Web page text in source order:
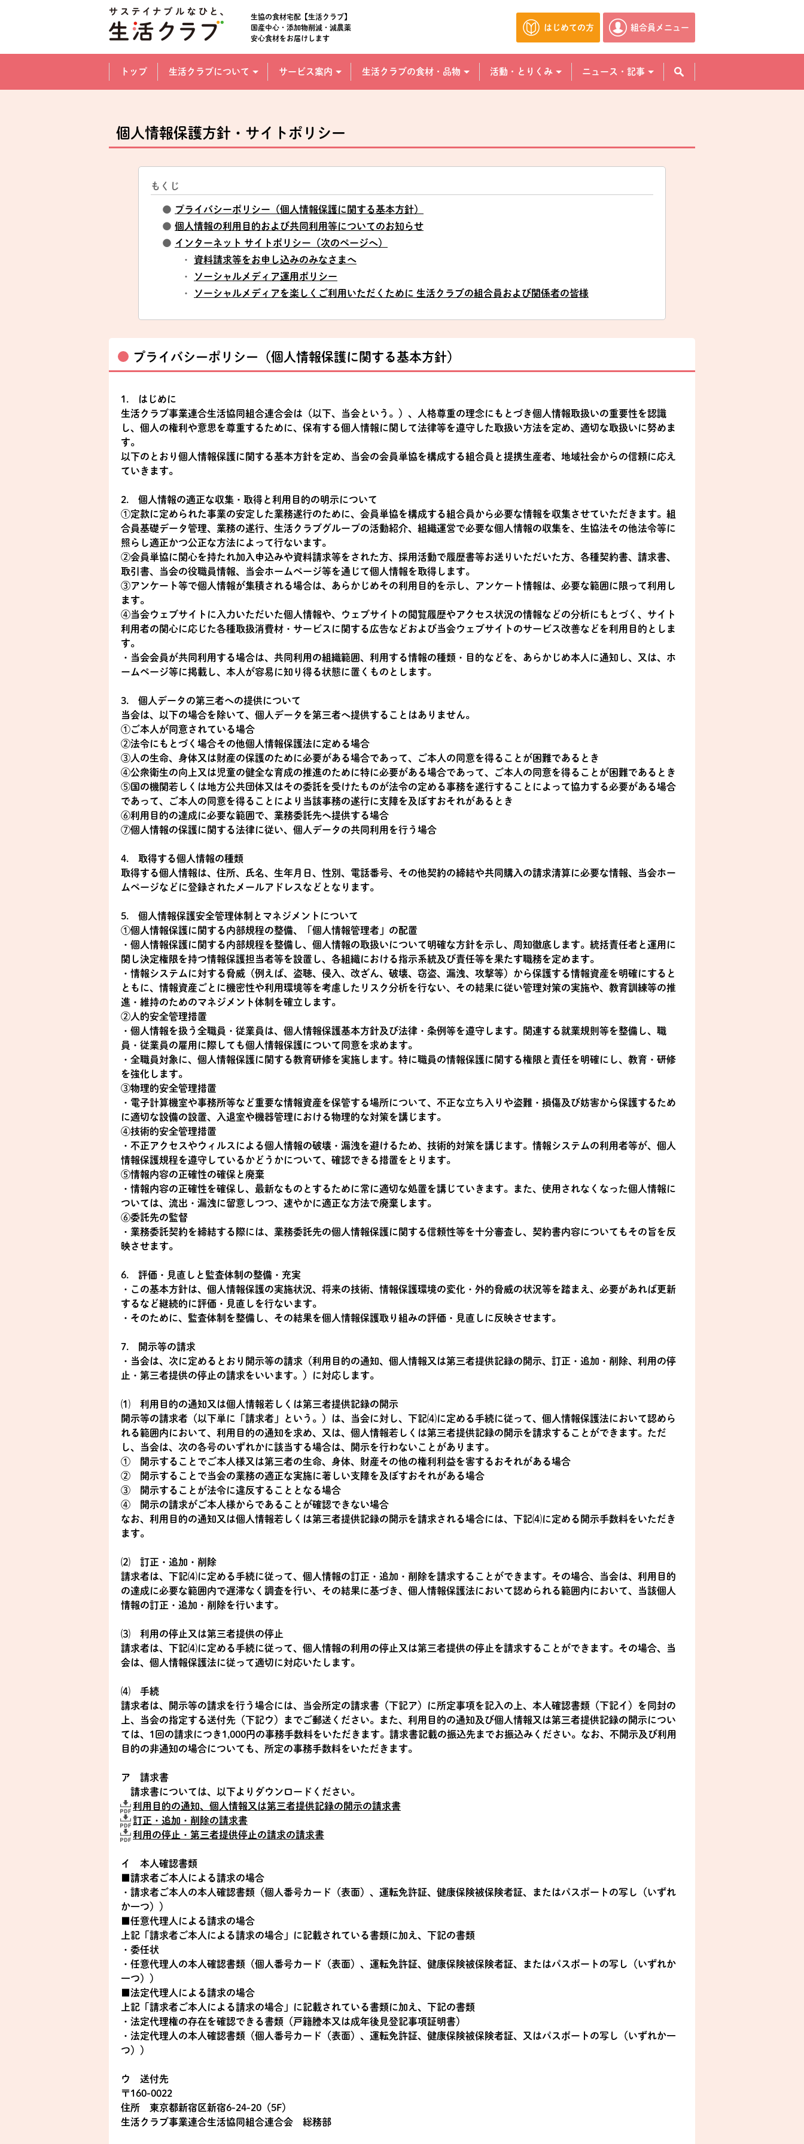
生協の食材宅配【生活クラブ】
国産中心・添加物削減・減農薬
安心食材をお届けします
はじめての方
別のウィンドウで開きます。
組合員メニュー
別のウィンドウで開きます。
ここからサイト内共通メニューです。
サイト内共通メニューをスキップする
トップ 生活クラブについて サービス案内 生活クラブの食材・品物 活動・とりくみ ニュース・記事
個人情報保護方針・サイトポリシー
もくじ
● プライバシーポリシー（個人情報保護に関する基本方針）
● 個人情報の利用目的および共同利用等についてのお知らせ
● インターネット サイトポリシー（次のページへ）
・
資料請求等をお申し込みのみなさまへ
・
ソーシャルメディア運用ポリシー
・
ソーシャルメディアを楽しくご利用いただくために 生活クラブの組合員および関係者の皆様
プライバシーポリシー（個人情報保護に関する基本方針）
1. はじめに
生活クラブ事業連合生活協同組合連合会は（以下、当会という。）、人格尊重の理念にもとづき個人情報取扱いの重要性を認識
し、個人の権利や意思を尊重するために、保有する個人情報に関して法律等を遵守した取扱い方法を定め、適切な取扱いに努めま
す。
以下のとおり個人情報保護に関する基本方針を定め、当会の会員単協を構成する組合員と提携生産者、地域社会からの信頼に応え
ていきます。
2. 個人情報の適正な収集・取得と利用目的の明示について
①定款に定められた事業の安定した業務遂行のために、会員単協を構成する組合員から必要な情報を収集させていただきます。組
合員基礎データ管理、業務の遂行、生活クラブグループの活動紹介、組織運営で必要な個人情報の収集を、生協法その他法令等に
照らし適正かつ公正な方法によって行ないます。
②会員単協に関心を持たれ加入申込みや資料請求等をされた方、採用活動で履歴書等お送りいただいた方、各種契約書、請求書、
取引書、当会の役職員情報、当会ホームページ等を通じて個人情報を取得します。
③アンケート等で個人情報が集積される場合は、あらかじめその利用目的を示し、アンケート情報は、必要な範囲に限って利用し
ます。
④当会ウェブサイトに入力いただいた個人情報や、ウェブサイトの閲覧履歴やアクセス状況の情報などの分析にもとづく、サイト
利用者の関心に応じた各種取扱消費材・サービスに関する広告などおよび当会ウェブサイトのサービス改善などを利用目的としま
す。
・当会会員が共同利用する場合は、共同利用の組織範囲、利用する情報の種類・目的などを、あらかじめ本人に通知し、又は、ホ
ームページ等に掲載し、本人が容易に知り得る状態に置くものとします。
3. 個人データの第三者への提供について
当会は、以下の場合を除いて、個人データを第三者へ提供することはありません。
①ご本人が同意されている場合
②法令にもとづく場合その他個人情報保護法に定める場合
③人の生命、身体又は財産の保護のために必要がある場合であって、ご本人の同意を得ることが困難であるとき
④公衆衛生の向上又は児童の健全な育成の推進のために特に必要がある場合であって、ご本人の同意を得ることが困難であるとき
⑤国の機関若しくは地方公共団体又はその委託を受けたものが法令の定める事務を遂行することによって協力する必要がある場合
であって、ご本人の同意を得ることにより当該事務の遂行に支障を及ぼすおそれがあるとき
⑥利用目的の達成に必要な範囲で、業務委託先へ提供する場合
⑦個人情報の保護に関する法律に従い、個人データの共同利用を行う場合
4. 取得する個人情報の種類
取得する個人情報は、住所、氏名、生年月日、性別、電話番号、その他契約の締結や共同購入の請求清算に必要な情報、当会ホー
ムページなどに登録されたメールアドレスなどとなります。
5. 個人情報保護安全管理体制とマネジメントについて
①個人情報保護に関する内部規程の整備、「個人情報管理者」の配置
・個人情報保護に関する内部規程を整備し、個人情報の取扱いについて明確な方針を示し、周知徹底します。統括責任者と運用に
関し決定権限を持つ情報保護担当者等を設置し、各組織における指示系統及び責任等を果たす職務を定めます。
・情報システムに対する脅威（例えば、盗聴、侵入、改ざん、破壊、窃盗、漏洩、攻撃等）から保護する情報資産を明確にすると
ともに、情報資産ごとに機密性や利用環境等を考慮したリスク分析を行ない、その結果に従い管理対策の実施や、教育訓練等の推
進・維持のためのマネジメント体制を確立します。
②人的安全管理措置
・個人情報を扱う全職員・従業員は、個人情報保護基本方針及び法律・条例等を遵守します。関連する就業規則等を整備し、職
員・従業員の雇用に際しても個人情報保護について同意を求めます。
・全職員対象に、個人情報保護に関する教育研修を実施します。特に職員の情報保護に関する権限と責任を明確にし、教育・研修
を強化します。
③物理的安全管理措置
・電子計算機室や事務所等など重要な情報資産を保管する場所について、不正な立ち入りや盗難・損傷及び妨害から保護するため
に適切な設備の設置、入退室や機器管理における物理的な対策を講じます。
④技術的安全管理措置
・不正アクセスやウィルスによる個人情報の破壊・漏洩を避けるため、技術的対策を講じます。情報システムの利用者等が、個人
情報保護規程を遵守しているかどうかについて、確認できる措置をとります。
⑤情報内容の正確性の確保と廃棄
・情報内容の正確性を確保し、最新なものとするために常に適切な処置を講じていきます。また、使用されなくなった個人情報に
ついては、流出・漏洩に留意しつつ、速やかに適正な方法で廃棄します。
⑥委託先の監督
・業務委託契約を締結する際には、業務委託先の個人情報保護に関する信頼性等を十分審査し、契約書内容についてもその旨を反
映させます。
6. 評価・見直しと監査体制の整備・充実
・この基本方針は、個人情報保護の実施状況、将来の技術、情報保護環境の変化・外的脅威の状況等を踏まえ、必要があれば更新
するなど継続的に評価・見直しを行ないます。
・そのために、監査体制を整備し、その結果を個人情報保護取り組みの評価・見直しに反映させます。
7. 開示等の請求
・当会は、次に定めるとおり開示等の請求（利用目的の通知、個人情報又は第三者提供記録の開示、訂正・追加・削除、利用の停
止・第三者提供の停止の請求をいいます。）に対応します。
⑴ 利用目的の通知又は個人情報若しくは第三者提供記録の開示
開示等の請求者（以下単に「請求者」という。）は、当会に対し、下記⑷に定める手続に従って、個人情報保護法において認めら
れる範囲内において、利用目的の通知を求め、又は、個人情報若しくは第三者提供記録の開示を請求することができます。ただ
し、当会は、次の各号のいずれかに該当する場合は、開示を行わないことがあります。
① 開示することでご本人様又は第三者の生命、身体、財産その他の権利利益を害するおそれがある場合
② 開示することで当会の業務の適正な実施に著しい支障を及ぼすおそれがある場合
③ 開示することが法令に違反することとなる場合
④ 開示の請求がご本人様からであることが確認できない場合
なお、利用目的の通知又は個人情報若しくは第三者提供記録の開示を請求される場合には、下記⑷に定める開示手数料をいただき
ます。
⑵ 訂正・追加・削除
請求者は、下記⑷に定める手続に従って、個人情報の訂正・追加・削除を請求することができます。その場合、当会は、利用目的
の達成に必要な範囲内で遅滞なく調査を行い、その結果に基づき、個人情報保護法において認められる範囲内において、当該個人
情報の訂正・追加・削除を行います。
⑶ 利用の停止又は第三者提供の停止
請求者は、下記⑷に定める手続に従って、個人情報の利用の停止又は第三者提供の停止を請求することができます。その場合、当
会は、個人情報保護法に従って適切に対応いたします。
⑷ 手続
請求者は、開示等の請求を行う場合には、当会所定の請求書（下記ア）に所定事項を記入の上、本人確認書類（下記イ）を同封の
上、当会の指定する送付先（下記ウ）までご郵送ください。また、利用目的の通知及び個人情報又は第三者提供記録の開示につい
ては、1回の請求につき1,000円の事務手数料をいただきます。請求書記載の振込先までお振込みください。なお、不開示及び利用
目的の非通知の場合についても、所定の事務手数料をいただきます。
ア 請求書
請求書については、以下よりダウンロードください。
利用目的の通知、個人情報又は第三者提供記録の開示の請求書
訂正・追加・削除の請求書
利用の停止・第三者提供停止の請求の請求書
イ 本人確認書類
■請求者ご本人による請求の場合
・請求者ご本人の本人確認書類（個人番号カード（表面）、運転免許証、健康保険被保険者証、またはパスポートの写し（いずれ
か一つ））
■任意代理人による請求の場合
上記「請求者ご本人による請求の場合」に記載されている書類に加え、下記の書類
・委任状
・任意代理人の本人確認書類（個人番号カード（表面）、運転免許証、健康保険被保険者証、またはパスポートの写し（いずれか
一つ））
■法定代理人による請求の場合
上記「請求者ご本人による請求の場合」に記載されている書類に加え、下記の書類
・法定代理権の存在を確認できる書類（戸籍謄本又は成年後見登記事項証明書）
・法定代理人の本人確認書類（個人番号カード（表面）、運転免許証、健康保険被保険者証、又はパスポートの写し（いずれか一
つ））
ウ 送付先
〒160-0022
住所 東京都新宿区新宿6-24-20（5F）
生活クラブ事業連合生活協同組合連合会 総務部